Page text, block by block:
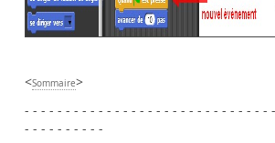
<Sommaire>
- - - - - - - - - - - - - - - - - - - - - - - - - - - - - -
- - - - - - - - - -